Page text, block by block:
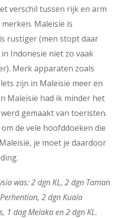
verschil tussen rijk en arm
Maleisië is
rustiger (men stopt daar
Indonesië niet zo vaak
Merk apparaten zoals
zijn in Maleisië meer en
Maleisië had ik minder het
gemaakt van toeristen.
de vele hoofddoeken die
je moet je daardoor
was: 2 dgn KL, 2 dgn Taman
2 dgn Kuala
1 dag Melaka en 2 dgn KL.